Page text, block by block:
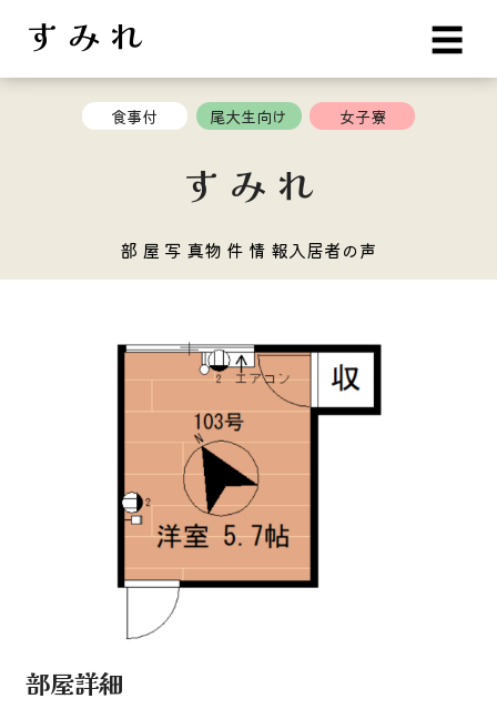
す み れ ☰
食事付 尾大生向け 女子寮
す み れ
部 屋 写 真物 件 情 報入居者の声
部屋詳細